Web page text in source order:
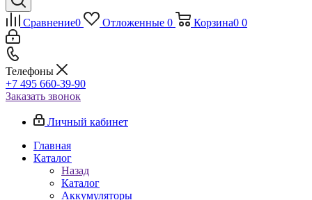
Сравнение0 Отложенные 0 Корзина0 0
Телефоны
+7 495 660-39-90
Заказать звонок
Личный кабинет
Главная
Каталог
Назад
Каталог
Аккумуляторы